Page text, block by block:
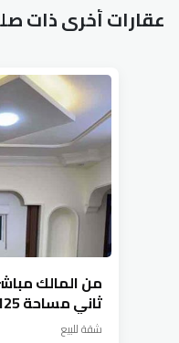
عقارات أخرى ذات
من المالك
الشرقي
شقةللبيع